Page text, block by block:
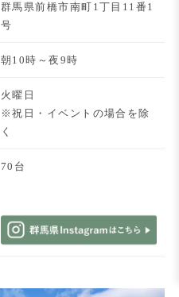
群馬県前橋市南町1丁目11番1
号
朝10時～夜9時
火曜日
※祝日・イベントの場合を除
く
70台